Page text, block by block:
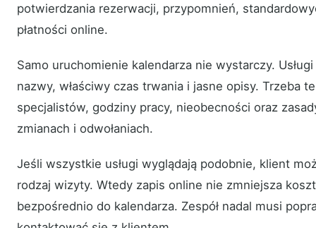
potwierdzania rezerwacji, przypomnień,
płatności online.
Samo uruchomienie kalendarza nie wystarczy.
nazwy, właściwy czas trwania i jasne opisy. Trzeba
specjalistów, godziny pracy, nieobecności oraz
zmianach i odwołaniach.
Jeśli wszystkie usługi wyglądają podobnie, klient
rodzaj wizyty. Wtedy zapis online nie zmniejsza
bezpośrednio do kalendarza. Zespół nadal musi